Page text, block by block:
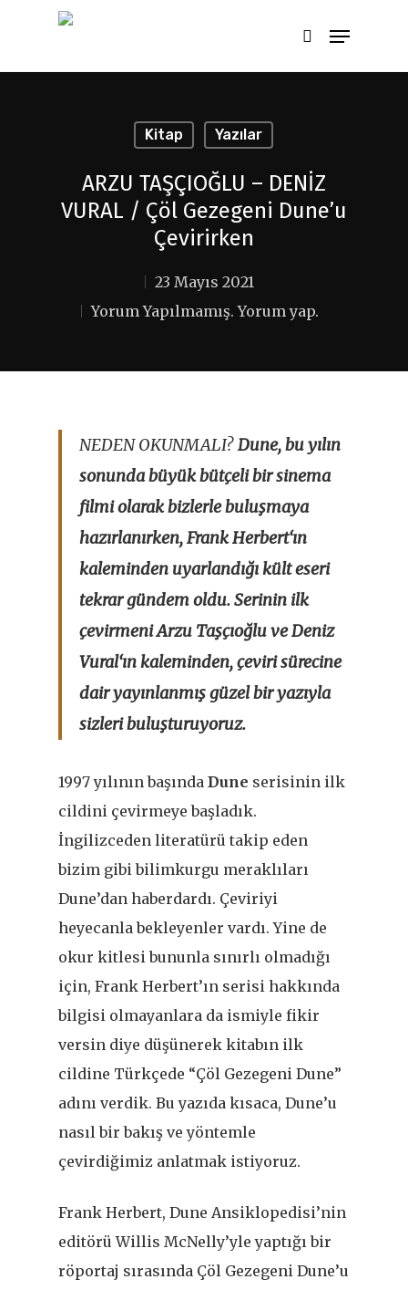
tuşuna basınız
Kitap Yazılar
ARZU TAŞÇIOĞLU – DENİZ
VURAL / Çöl Gezegeni Dune’u
Çevirirken
23 Mayıs 2021
Yorum Yapılmamış. Yorum yap.
NEDEN OKUNMALI? Dune, bu yılın
sonunda büyük bütçeli bir sinema
filmi olarak bizlerle buluşmaya
hazırlanırken, Frank Herbert‘ın
kaleminden uyarlandığı kült eseri
tekrar gündem oldu. Serinin ilk
çevirmeni Arzu Taşçıoğlu ve Deniz
Vural‘ın kaleminden, çeviri sürecine
dair yayınlanmış güzel bir yazıyla
sizleri buluşturuyoruz.
1997 yılının başında Dune serisinin ilk
cildini çevirmeye başladık.
İngilizceden literatürü takip eden
bizim gibi bilimkurgu meraklıları
Dune’dan haberdardı. Çeviriyi
heyecanla bekleyenler vardı. Yine de
okur kitlesi bununla sınırlı olmadığı
için, Frank Herbert’ın serisi hakkında
bilgisi olmayanlara da ismiyle fikir
versin diye düşünerek kitabın ilk
cildine Türkçede “Çöl Gezegeni Dune”
adını verdik. Bu yazıda kısaca, Dune’u
nasıl bir bakış ve yöntemle
çevirdiğimiz anlatmak istiyoruz.
Frank Herbert, Dune Ansiklopedisi’nin
editörü Willis McNelly’yle yaptığı bir
röportaj sırasında Çöl Gezegeni Dune’u